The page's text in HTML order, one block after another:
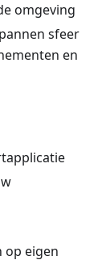
omgeving
sfeer
en
op eigen